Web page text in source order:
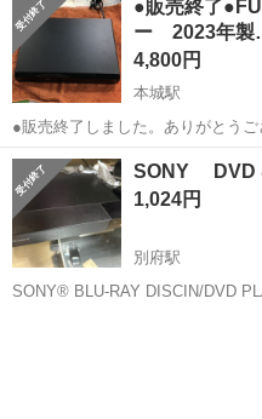
す） 製品の詳細については記載しませんので、下記仕様でググって確
認してもらえればと思います。 購
ソニー
●販売終了●FUNAI Blu-ray・DVD
ー 2023年
4,800円
本城駅
●販売終了しました。ありがとうございました●
プレーヤー 2023年製 リモコ
福岡 北九州市
FUNAI
SONY DVD
1,024円
別府駅
SONY® BLU-RAY DISCIN/DVD